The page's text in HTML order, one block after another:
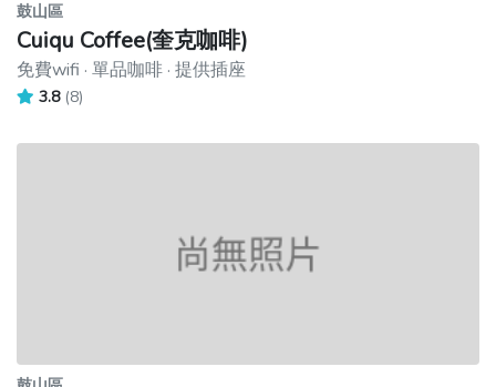
鼓山區
Cuiqu Coffee(奎克咖啡)
免費wifi · 單品咖啡 · 提供插座
3.8 (8)